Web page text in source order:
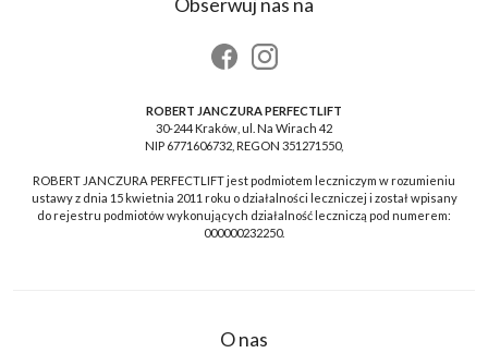
Obserwuj nas na
ROBERT JANCZURA PERFECTLIFT
30-244 Kraków, ul. Na Wirach 42
NIP 6771606732, REGON 351271550,
ROBERT JANCZURA PERFECTLIFT jest podmiotem leczniczym w rozumieniu
ustawy z dnia 15 kwietnia 2011 roku o działalności leczniczej i został wpisany
do rejestru podmiotów wykonujących działalność leczniczą pod numerem:
000000232250.
O nas